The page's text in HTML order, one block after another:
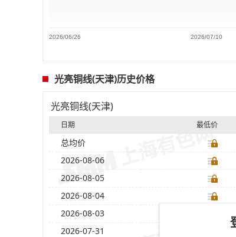
2026/06/26 2026/07/10
光亮铜线(天津)历史价格
光亮铜线(天津)
日期 最低价
总均价
2026-08-06
2026-08-05
2026-08-04
2026-08-03
2026-07-31